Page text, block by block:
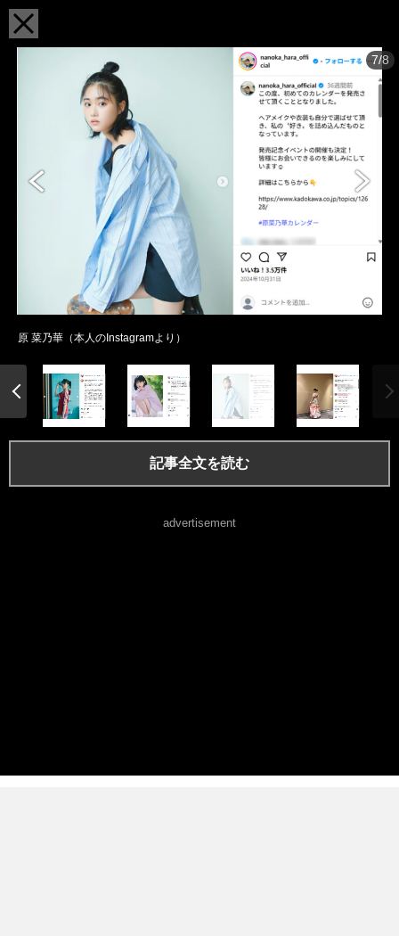
7/8
原 菜乃華（本人のInstagramより）
記事全文を読む
advertisement